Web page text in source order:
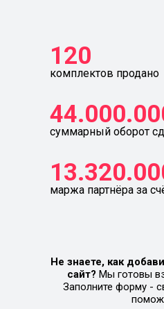
Не знаете, как
сайт? Мы готовы
Заполните форму -
120
комплектов продано
суммарный оборот
маржа партнёра за